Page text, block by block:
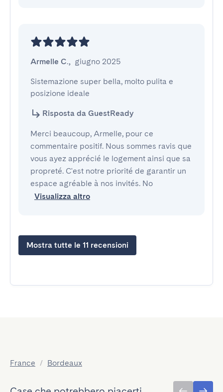
Armelle C., giugno 2025
Sistemazione super bella, molto pulita e
posizione ideale
Risposta da GuestReady
Merci beaucoup, Armelle, pour ce
commentaire positif. Nous sommes ravis que
vous ayez apprécié le logement ainsi que sa
propreté. C'est notre priorité de garantir un
espace agréable à nos invités. No
Visualizza altro
Mostra tutte le 11 recensioni
France / Bordeaux